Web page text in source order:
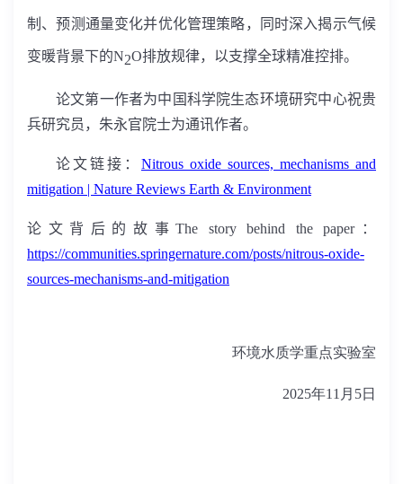
制、预测通量变化并优化管理策略，同时深入揭示气候
变暖背景下的N2O排放规律，以支撑全球精准控排。
论文第一作者为中国科学院生态环境研究中心祝贵
兵研究员，朱永官院士为通讯作者。
论文链接： Nitrous oxide sources, mechanisms and
mitigation | Nature Reviews Earth & Environment
论文背后的故事The story behind the paper：
https://communities.springernature.com/posts/nitrous-oxide-
sources-mechanisms-and-mitigation
环境水质学重点实验室
2025年11月5日